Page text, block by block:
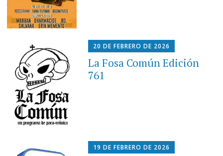
20 DE FEBRERO DE 2026
La Fosa Común Edición
761
19 DE FEBRERO DE 2026